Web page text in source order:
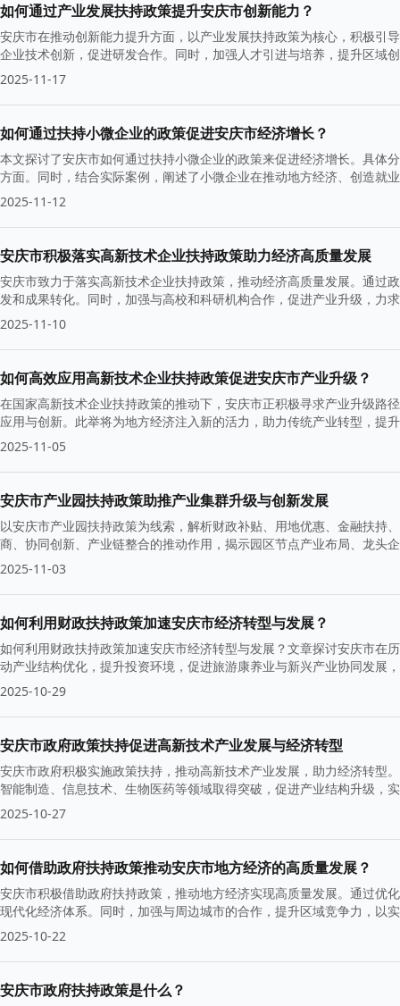
如何通过产业发展扶持政策提升安庆市创新能力？
安庆市在推动创新能力提升方面，以产业发展扶持政策为核心，积极引
企业技术创新，促进研发合作。同时，加强人才引进与培养，提升区域
2025-11-17
如何通过扶持小微企业的政策促进安庆市经济增长？
本文探讨了安庆市如何通过扶持小微企业的政策来促进经济增长。具体
方面。同时，结合实际案例，阐述了小微企业在推动地方经济、创造就
议。
2025-11-12
安庆市积极落实高新技术企业扶持政策助力经济高质量发展
安庆市致力于落实高新技术企业扶持政策，推动经济高质量发展。通过
发和成果转化。同时，加强与高校和科研机构合作，促进产业升级，力
2025-11-10
如何高效应用高新技术企业扶持政策促进安庆市产业升级？
在国家高新技术企业扶持政策的推动下，安庆市正积极寻求产业升级路
应用与创新。此举将为地方经济注入新的活力，助力传统产业转型，提
2025-11-05
安庆市产业园扶持政策助推产业集群升级与创新发展
以安庆市产业园扶持政策为线索，解析财政补贴、用地优惠、金融扶持
商、协同创新、产业链整合的推动作用，揭示园区节点产业布局、龙头
2025-11-03
如何利用财政扶持政策加速安庆市经济转型与发展？
如何利用财政扶持政策加速安庆市经济转型与发展？文章探讨安庆市在
动产业结构优化，提升投资环境，促进旅游康养业与新兴产业协同发展
2025-10-29
安庆市政府政策扶持促进高新技术产业发展与经济转型
安庆市政府积极实施政策扶持，推动高新技术产业发展，助力经济转型
智能制造、信息技术、生物医药等领域取得突破，促进产业结构升级，
2025-10-27
如何借助政府扶持政策推动安庆市地方经济的高质量发展？
安庆市积极借助政府扶持政策，推动地方经济实现高质量发展。通过优
现代化经济体系。同时，加强与周边城市的合作，提升区域竞争力，以
2025-10-22
安庆市政府扶持政策是什么？